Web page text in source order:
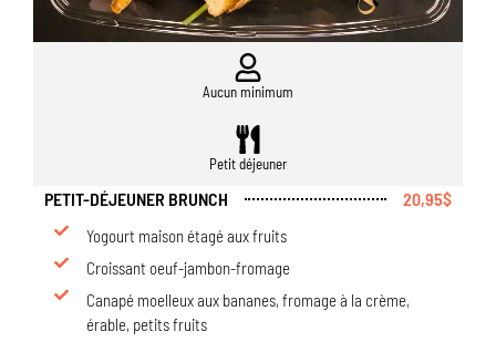
Aucun minimum
Petit déjeuner
PETIT-DÉJEUNER BRUNCH 20,95$
Yogourt maison étagé aux fruits
Croissant oeuf-jambon-fromage
Canapé moelleux aux bananes, fromage à la crème,
érable, petits fruits